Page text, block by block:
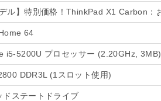
デル】特別価格！ThinkPad X1 Carbon：
64
i5-5200U プロセッサー (2.20GHz, 3MB)
DDR3L (1スロット使用)
ドステートドライブ